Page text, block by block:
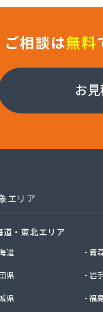
相談は無料
お
エリア
道・東北エリア
道
青
県
岩
県
福